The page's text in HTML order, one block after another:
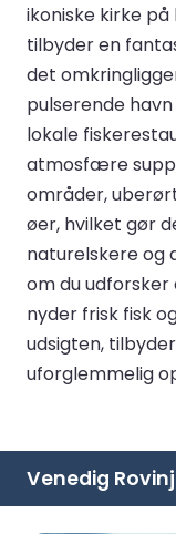
ikoniske kirke
tilbyder en
det
pulserende
lokale
atmosfære
områder,
øer, hvilket gør
naturelskere og
om du
nyder frisk fisk
udsigten,
uforglemmelig
Venedig